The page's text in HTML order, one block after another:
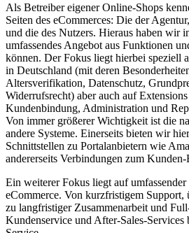
Als Betreiber eigener Online-Shops
Seiten des eCommerces: Die der
und die des Nutzers. Hieraus haben wir
umfassendes Angebot aus Funktionen
können. Der Fokus liegt hierbei speziell
in Deutschland (mit deren
Altersverifikation, Datenschutz,
Widerrufsrecht) aber auch auf
Kundenbindung, Administration und
Von immer größerer Wichtigkeit ist die
andere Systeme. Einerseits bieten wir
Schnittstellen zu Portalanbietern wie
andererseits Verbindungen zum
Ein weiterer Fokus liegt auf
eCommerce. Von kurzfristigem Support,
zu langfristiger Zusammenarbeit und
Kundenservice und After-Sales-